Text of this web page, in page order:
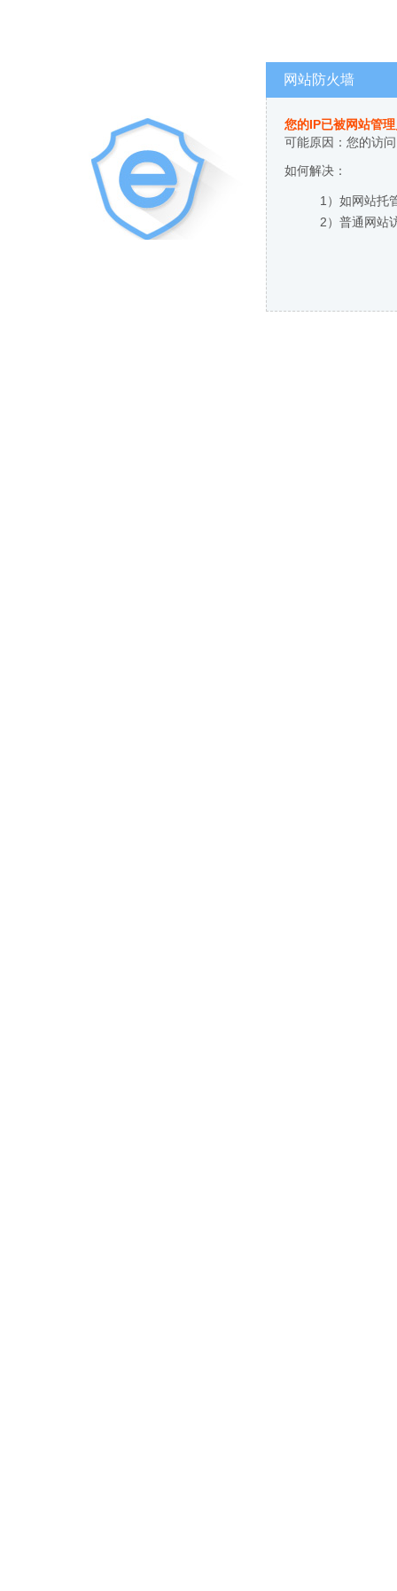
网站防火墙
您的IP已被网站管
可能原因：您的访
如何解决：
1）如网站托
2）普通网站